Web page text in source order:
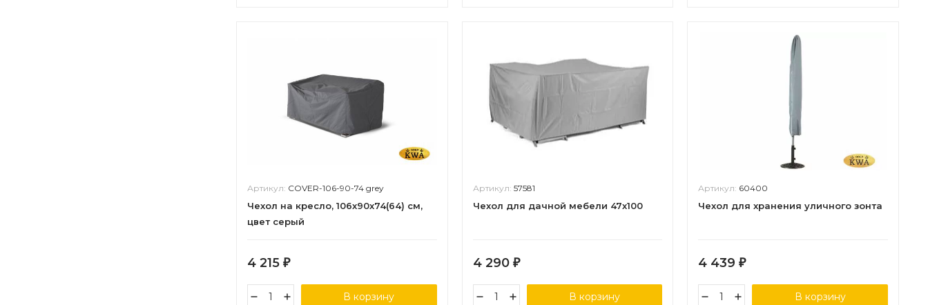
Артикул: COVER-106-90-74 grey
Чехол на кресло, 106х90х74(64) см,
цвет серый
4 215 ₽
В корзину
Артикул: 57581
Чехол для дачной мебели 47х100
4 290 ₽
В корзину
Артикул: 60400
Чехол для хранения уличного зонта
4 439₽
В корзину